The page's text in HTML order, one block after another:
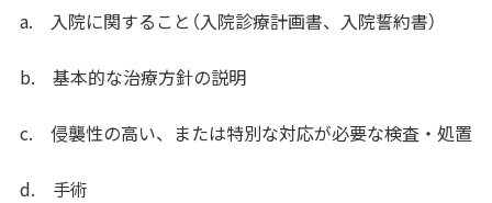
a. 入院に関すること（入院診療計画書、入院誓約書）
b. 基本的な治療方針の説明
c. 侵襲性の高い、または特別な対応が必要な検査・処置
d. 手術